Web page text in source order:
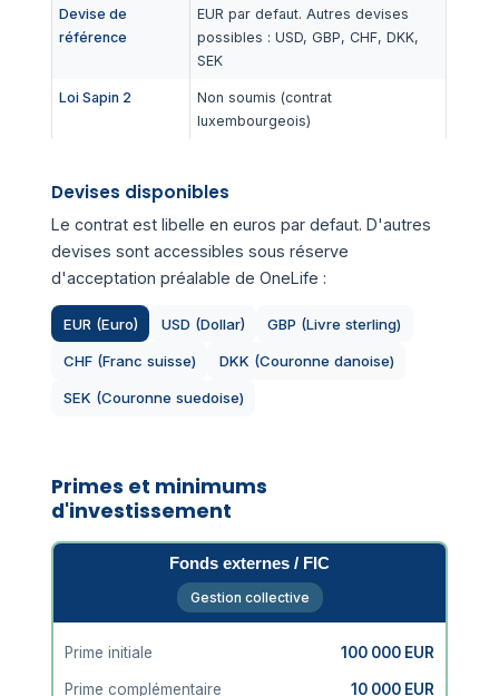
Devise de
référence
EUR par defaut. Autres devises
possibles : USD, GBP, CHF, DKK,
SEK
Loi Sapin 2
Non soumis (contrat
luxembourgeois)
Devises disponibles
Le contrat est libelle en euros par defaut. D'autres
devises sont accessibles sous réserve
d'acceptation préalable de OneLife :
EUR (Euro) USD (Dollar) GBP (Livre sterling)
CHF (Franc suisse) DKK (Couronne danoise)
SEK (Couronne suedoise)
Primes et minimums
d'investissement
Fonds externes / FIC
Gestion collective
Prime initiale 100 000 EUR
Prime complémentaire 10 000 EUR